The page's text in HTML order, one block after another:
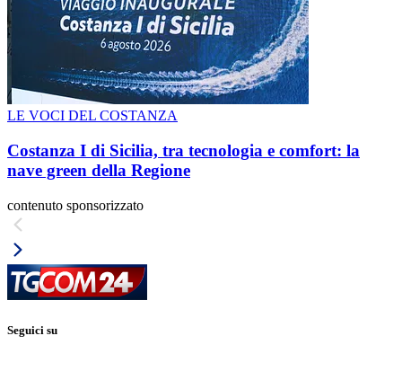
LE VOCI DEL COSTANZA
Costanza I di Sicilia, tra tecnologia e comfort: la
nave green della Regione
contenuto sponsorizzato
Seguici su